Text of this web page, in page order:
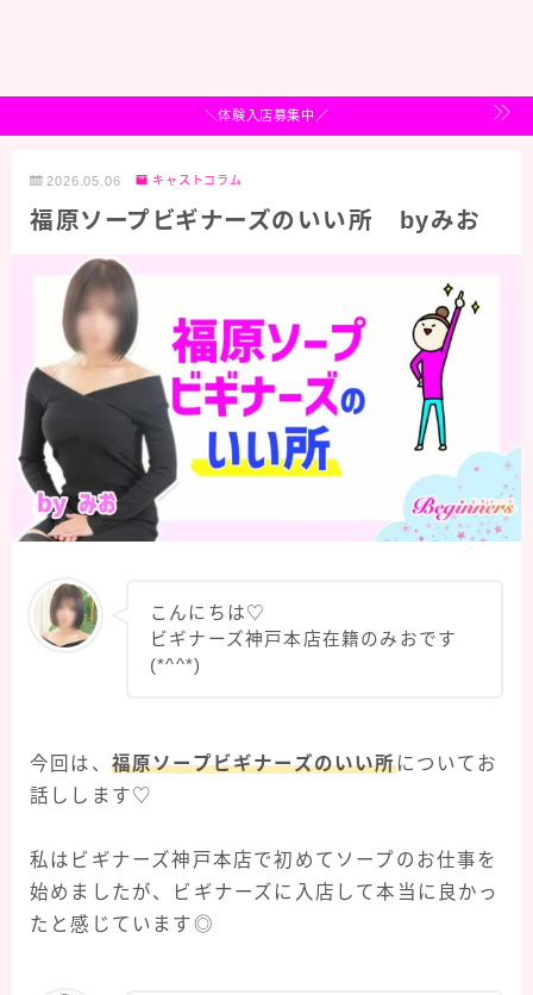
＼体験入店募集中／
2026.05.06 キャストコラム
福原ソープビギナーズのいい所 byみお
こんにちは♡
ビギナーズ神戸本店在籍のみおです
(*^^*)
今回は、 福原ソープビギナーズのいい所についてお
話しします♡
私はビギナーズ神戸本店で初めてソープのお仕事を
始めましたが、ビギナーズに入店して本当に良かっ
たと感じています◎